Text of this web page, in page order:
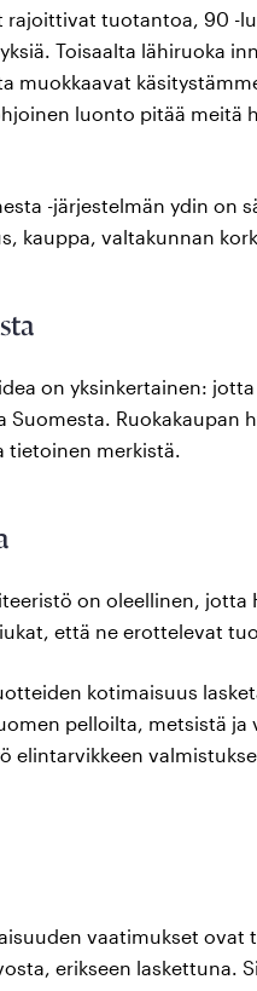
rajoittivat tuotantoa, 90 -
Toisaalta lähiruoka
muokkaavat
luonto pitää meitä
-järjestelmän ydin on
kauppa, valtakunnan
on yksinkertainen:
Suomesta.
tietoinen merkistä.
on oleellinen, jotta
että ne erottelevat
kotimaisuus
pelloilta, metsistä
elintarvikkeen
vaatimukset
erikseen laskettuna.